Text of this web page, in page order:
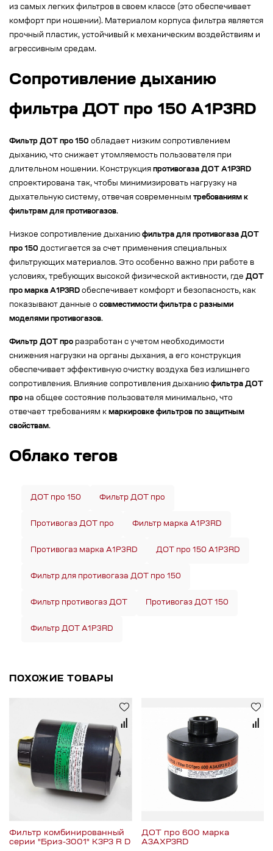
из самых легких фильтров в своем классе (это обеспечивает
комфорт при ношении). Материалом корпуса фильтра является
прочный пластик, устойчивый к механическим воздействиям и
агрессивным средам.
Сопротивление дыханию
фильтра ДОТ про 150 А1Р3RD
Фильтр ДОТ про 150 обладает низким сопротивлением
дыханию, что снижает утомляемость пользователя при
длительном ношении. Конструкция противогаза ДОТ А1Р3RD
спроектирована так, чтобы минимизировать нагрузку на
дыхательную систему, отвечая современным требованиям к
фильтрам для противогазов.
Низкое сопротивление дыханию фильтра для противогаза ДОТ
про 150 достигается за счет применения специальных
фильтрующих материалов. Это особенно важно при работе в
условиях, требующих высокой физической активности, где ДОТ
про марка А1Р3RD обеспечивает комфорт и безопасность, как
показывают данные о совместимости фильтра с разными
моделями противогазов.
Фильтр ДОТ про разработан с учетом необходимости
снижения нагрузки на органы дыхания, а его конструкция
обеспечивает эффективную очистку воздуха без излишнего
сопротивления. Влияние сопротивления дыханию фильтра ДОТ
про на общее состояние пользователя минимально, что
отвечает требованиям к маркировке фильтров по защитным
свойствам.
Облако тегов
ДОТ про 150 Фильтр ДОТ про
Противогаз ДОТ про Фильтр марка A1P3RD
Противогаз марка A1P3RD ДОТ про 150 A1P3RD
Фильтр для противогаза ДОТ про 150
Фильтр противогаз ДОТ Противогаз ДОТ 150
Фильтр ДОТ A1P3RD
ПОХОЖИЕ ТОВАРЫ
Фильтр комбинированный
серии "Бриз-3001" К3Р3 R D
ДОТ про 600 марка
А3АХР3RD